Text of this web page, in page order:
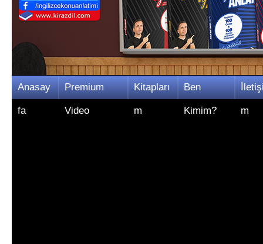
İçeriğe
atla
Anasay
fa
Premium
Video
Kitapları
m
Ben
Kimim? m